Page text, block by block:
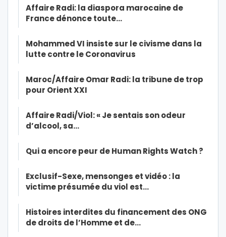
Affaire Radi: la diaspora marocaine de
France dénonce toute…
Mohammed VI insiste sur le civisme dans la
lutte contre le Coronavirus
Maroc/Affaire Omar Radi: la tribune de trop
pour Orient XXI
Affaire Radi/Viol: « Je sentais son odeur
d’alcool, sa…
Qui a encore peur de Human Rights Watch ?
Exclusif-Sexe, mensonges et vidéo : la
victime présumée du viol est…
Histoires interdites du financement des ONG
de droits de l’Homme et de…